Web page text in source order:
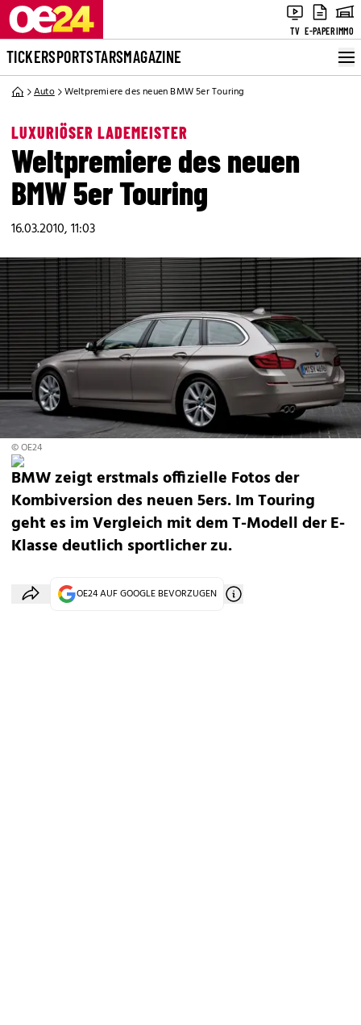
TV E-PAPERIMMO
TICKERSPORTSTARSMAGAZINE
Auto Weltpremiere des neuen BMW 5er Touring
LUXURIÖSER LADEMEISTER
Weltpremiere des neuen
BMW 5er Touring
16.03.2010, 11:03
© OE24
BMW zeigt erstmals offizielle Fotos der
Kombiversion des neuen 5ers. Im Touring
geht es im Vergleich mit dem T-Modell der E-
Klasse deutlich sportlicher zu.
OE24 AUF GOOGLE BEVORZUGEN